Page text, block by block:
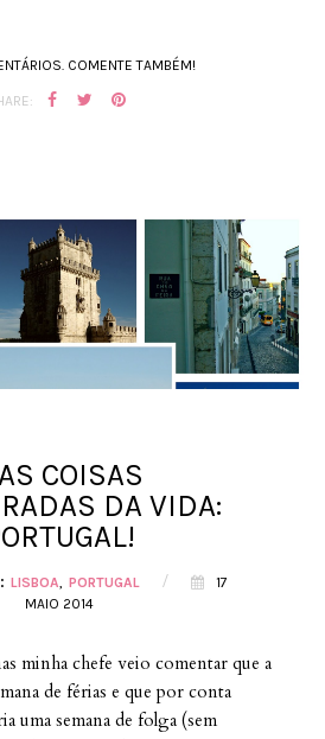
COMENTE TAMBÉM!
COISAS
DA VIDA:
LISBOA PORTUGAL /
17
MAIO 2014
minha chefe veio comentar que a
de férias e que por conta
uma semana de folga (sem